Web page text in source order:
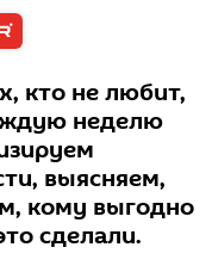
кто не любит,
неделю
выясняем,
кому выгодно
сделали.